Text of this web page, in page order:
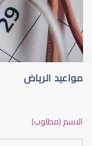
قلوبال ضعف نظر
مواعيد الرياض
الاسم (مطلوب)